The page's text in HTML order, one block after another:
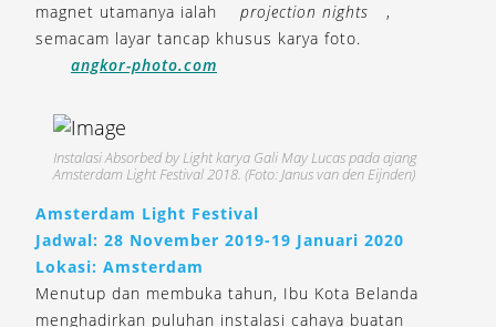
magnet utamanya ialah
projection nights
,
semacam layar tancap khusus karya foto.
angkor-photo.com
Instalasi Absorbed by Light karya Gali May Lucas pada ajang
Amsterdam Light Festival 2018. (Foto: Janus van den Eijnden)
Amsterdam Light Festival
Jadwal: 28 November 2019-19 Januari 2020
Lokasi: Amsterdam
Menutup dan membuka tahun, Ibu Kota Belanda
menghadirkan puluhan instalasi cahaya buatan